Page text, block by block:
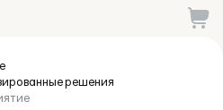
решения